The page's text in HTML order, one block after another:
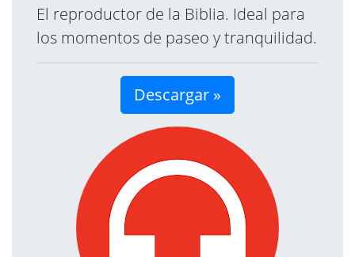
El reproductor de la Biblia. Ideal para
los momentos de paseo y tranquilidad.
Descargar »